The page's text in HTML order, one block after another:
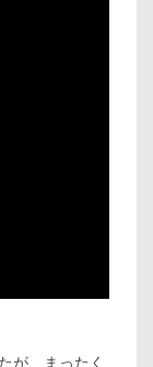
が、まったく